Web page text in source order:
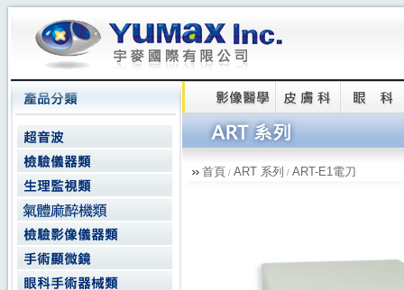
首頁 / ART 系列 / ART-E1電刀